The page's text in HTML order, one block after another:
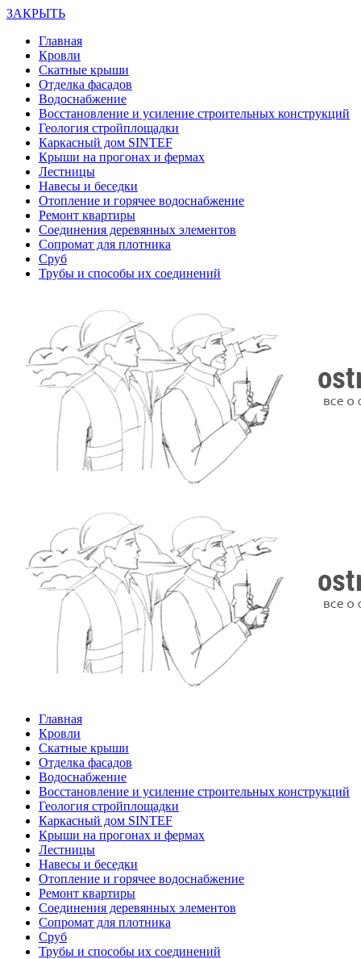
ЗАКРЫТЬ
Главная
Кровли
Скатные крыши
Отделка фасадов
Водоснабжение
Восстановление и усиление строительных конструкций
Геология стройплощадки
Каркасный дом SINTEF
Крыши на прогонах и фермах
Лестницы
Навесы и беседки
Отопление и горячее водоснабжение
Ремонт квартиры
Соединения деревянных элементов
Сопромат для плотника
Сруб
Трубы и способы их соединений
Главная
Кровли
Скатные крыши
Отделка фасадов
Водоснабжение
Восстановление и усиление строительных конструкций
Геология стройплощадки
Каркасный дом SINTEF
Крыши на прогонах и фермах
Лестницы
Навесы и беседки
Отопление и горячее водоснабжение
Ремонт квартиры
Соединения деревянных элементов
Сопромат для плотника
Сруб
Трубы и способы их соединений